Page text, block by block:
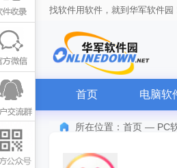
找软件用软件，就到华军软件园
首页 电脑软
所在位置： 首页 — PC